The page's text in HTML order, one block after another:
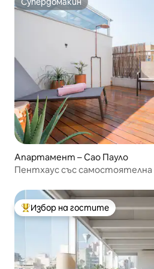
Супердомакин
Апартамент – Сао Пауло
Пентхаус със самостоятелна
Най-популярен избор на
Избор на гостите